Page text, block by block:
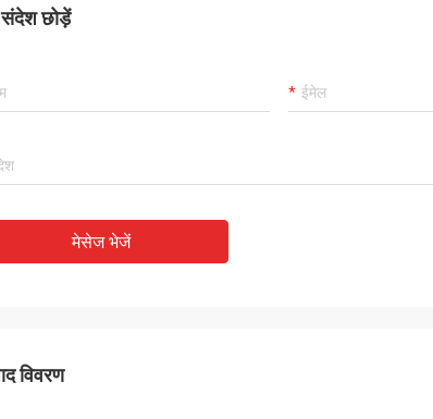
छोड़ें
मेसेज भेजें
विवरण